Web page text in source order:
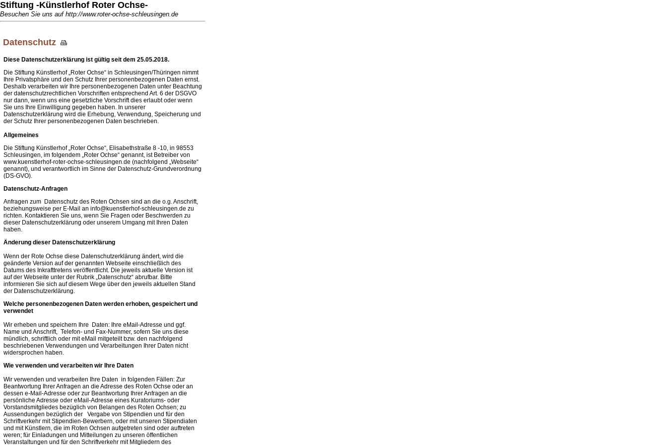
Stiftung -Künstlerhof Roter Ochse-
Besuchen Sie uns auf http://www.roter-ochse-schleusingen.de
Datenschutz
Diese Datenschutzerklärung ist gültig seit dem 25.05.2018.
Die Stiftung Künstlerhof „Roter Ochse“ in Schleusingen/Thüringen nimmt
Ihre Privatsphäre und den Schutz Ihrer personenbezogenen Daten ernst.
Deshalb verarbeiten wir Ihre personenbezogenen Daten unter Beachtung
der datenschutzrechtlichen Vorschriften entsprechend Art. 6 der DSGVO
nur dann, wenn uns eine gesetzliche Vorschrift dies erlaubt oder wenn
Sie uns Ihre Einwilligung gegeben haben. In unserer
Datenschutzerklärung wird die Erhebung, Verwendung, Speicherung und
der Schutz Ihrer personenbezogenen Daten beschrieben.
Allgemeines
Die Stiftung Künstlerhof „Roter Ochse“, Elisabethstraße 8 -10, in 98553
Schleusingen, im folgendem „Roter Ochse“ genannt, ist Betreiber von
www.kuenstlerhof-roter-ochse-schleusingen.de (nachfolgend „Webseite“
genannt), und verantwortlich im Sinne der Datenschutz-Grundverordnung
(DS-GVO).
Datenschutz-Anfragen
Anfragen zum Datenschutz des Roten Ochsen sind an die o.g. Anschrift,
beziehungsweise per E-Mail an info@kuenstlerhof-schleusingen.de zu
richten. Kontaktieren Sie uns, wenn Sie Fragen oder Beschwerden zu
dieser Datenschutzerklärung oder unserem Umgang mit Ihren Daten
haben.
Änderung dieser Datenschutzerklärung
Wenn der Rote Ochse diese Datenschutzerklärung ändert, wird die
geänderte Version auf der genannten Webseite einschließlich des
Datums des Inkrafttretens veröffentlicht. Die jeweils aktuelle Version ist
auf der Webseite unter der Rubrik „Datenschutz“ abrufbar. Bitte
informieren Sie sich auf diesem Wege über den jeweils aktuellen Stand
der Datenschutzerklärung.
Welche personenbezogenen Daten werden erhoben, gespeichert und
verwendet
Wir erheben und speichern Ihre Daten: Ihre eMail-Adresse und ggf.
Name und Anschrift, Telefon- und Fax-Nummer, sofern Sie uns diese
mündlich, schriftlich oder mit eMail mitgeteilt bzw. den nachfolgend
beschriebenen Verwendungen und Verarbeitungen Ihrer Daten nicht
widersprochen haben.
Wie verwenden und verarbeiten wir Ihre Daten
Wir verwenden und verarbeiten Ihre Daten in folgenden Fällen: Zur
Beantwortung Ihrer Anfragen an die Adresse des Roten Ochse oder an
dessen e-Mail-Adresse oder zur Beantwortung Ihrer Anfragen an die
persönliche Adresse oder eMail-Adresse eines Kuratoriums- oder
Vorstandsmitgliedes bezüglich von Belangen des Roten Ochsen; zu
Aussendungen bezüglich der Vergabe von Stipendien und für den
Schriftverkehr mit Stipendien-Bewerbern, oder mit unseren Stipendiaten
und mit Künstlern, die im Roten Ochsen aufgetreten sind oder auftreten
weren; für Einladungen und Mitteilungen zu unseren öffentlichen
Veranstaltungen und für den Schriftverkehr mit Mitgliedern des